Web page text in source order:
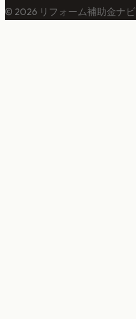
© 2026 リフォーム補助金ナビ